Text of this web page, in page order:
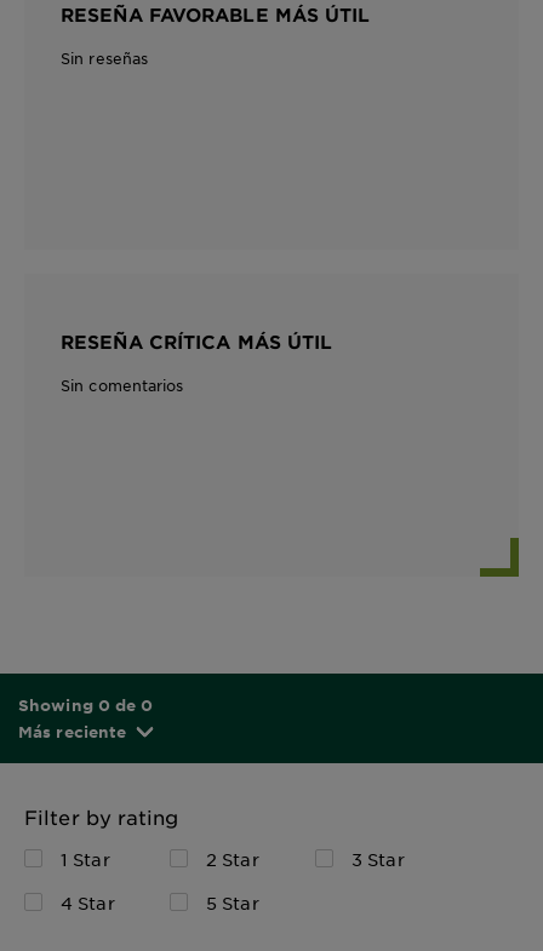
RESEÑA FAVORABLE MÁS ÚTIL
Sin reseñas
RESEÑA CRÍTICA MÁS ÚTIL
Sin comentarios
Showing 0 de 0
Más reciente
Filter by rating
1 Star 2 Star
3 Star
4 Star
5 Star